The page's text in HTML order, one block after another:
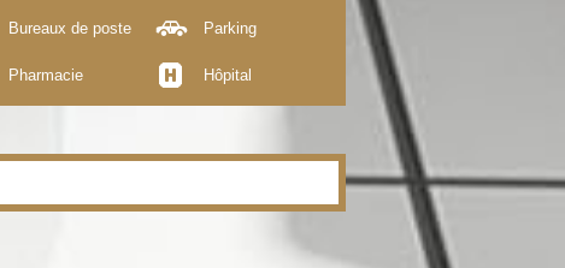
Bureaux de poste Parking
Pharmacie Hôpital